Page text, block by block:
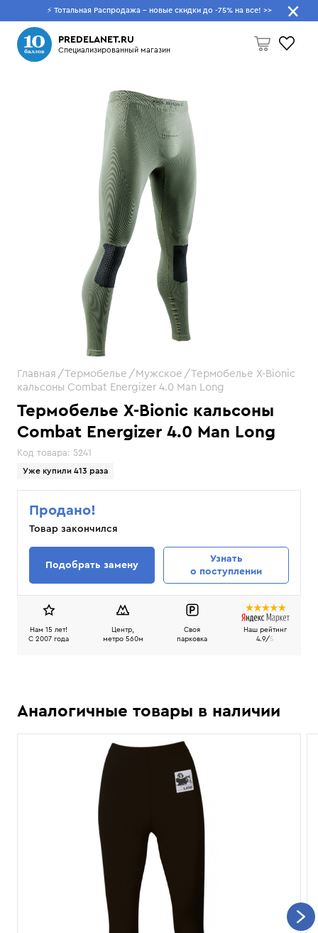
⚡ Тотальная Распродажа - новые скидки до -75% на все! >>
PREDELANET.RU
Специализированный магазин
Что будем искать?
Термобелье X-Bionic кальсоны
Combat Energizer 4.0 Man Long
Код товара: 5241
Уже купили 413 раза
Главная Термобелье Мужское
Термобелье X-Bionic
кальсоны Combat Energizer 4.0 Man Long
Продано!
Товар закончился
Подобрать замену
Узнать
о поступлении
Нам 15 лет!
C 2007 года
Центр,
метро 560м
Своя
парковка
Наш рейтинг
4.9/5
Аналогичные товары в наличии